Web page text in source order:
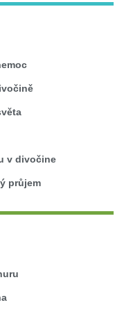
v divočine
průjem